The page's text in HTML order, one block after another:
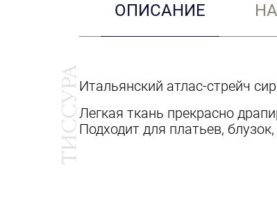
ОПИСАНИЕ
Итальянский атлас-стрейч
Легкая ткань прекрасно
Подходит для платьев,